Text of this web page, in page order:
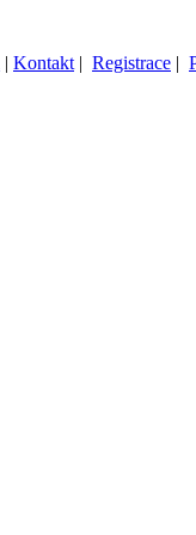
| Kontakt | Registrace |